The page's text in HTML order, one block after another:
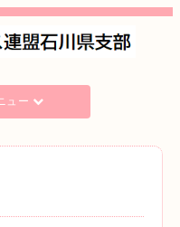
ュー